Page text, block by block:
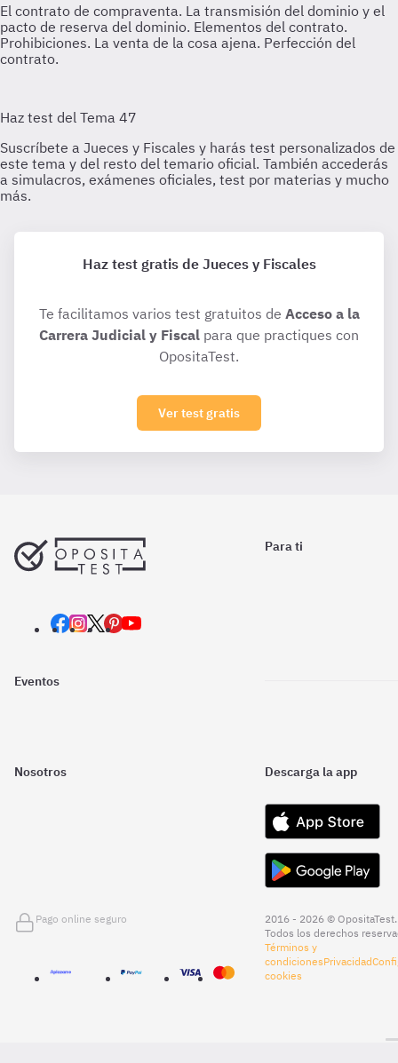
Haz test gratis de Jueces y Fiscales
Te facilitamos varios test gratuitos de Acceso a la
Carrera Judicial y Fiscal para que practiques con
OpositaTest.
Ver test gratis
Para ti
Eventos
Nosotros Descarga la app
Pago online seguro
2016 - 2026 © OpositaTest.
Todos los derechos
Términos y
condicionesPrivacidad
cookies